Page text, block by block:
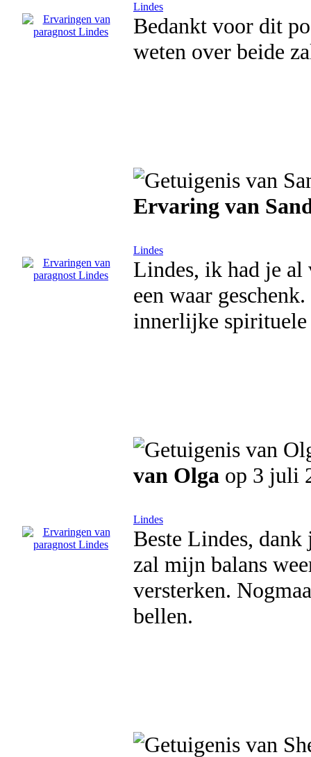
Lindes
Bedankt voor dit
weten over beide
Ervaring van
Lindes
Lindes, ik had je al
een waar
innerlijke
van Olga op 3 juli
Lindes
Beste Lindes,
zal mijn balans
versterken.
bellen.